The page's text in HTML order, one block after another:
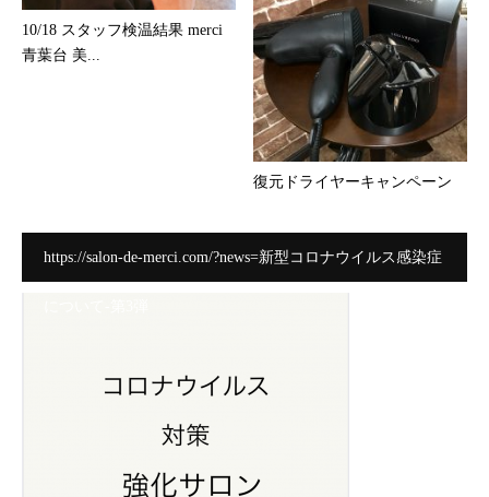
10/18 スタッフ検温結果 merci
青葉台 美...
復元ドライヤーキャンペーン
https://salon-de-merci.com/?news=新型コロナウイルス感染症